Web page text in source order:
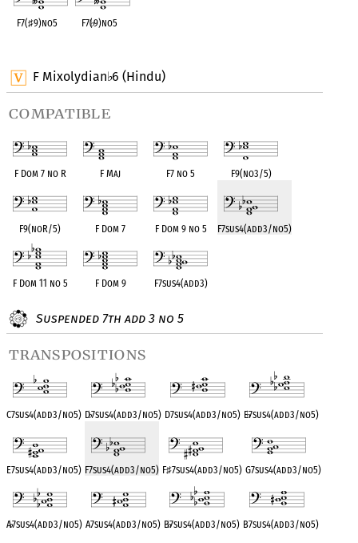
F Mixolydian♭6 (Hindu)
compatible
F Dom 7 no R F Maj F7 no 5 F9(no3/5)
F9(noR/5) F Dom 7 F Dom 9 no 5 F7sus4(add3/no5)
F Dom 11 no 5 F Dom 9 F7sus4(add3)
Suspended 7th add 3 no 5
transpositions
C7sus4(add3/no5) D♭7sus4(add3/no5) D7sus4(add3/no5) E♭7sus4(add3/no5)
E7sus4(add3/no5) F7sus4(add3/no5) F♯7sus4(add3/no5) G7sus4(add3/no5)
A♭7sus4(add3/no5) A7sus4(add3/no5) B♭7sus4(add3/no5) B7sus4(add3/no5)
F7(♯9)no5 F7(♭9)no5